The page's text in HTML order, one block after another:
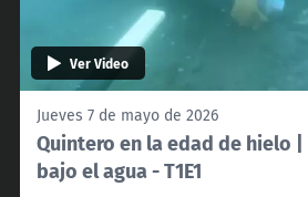
Ver Video
Jueves 7 de mayo de 2026
Quintero en la edad de hielo
bajo el agua - T1E1